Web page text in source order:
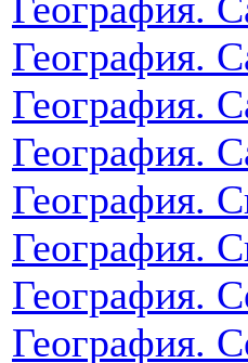
География.
География.
География.
География.
География.
География.
География.